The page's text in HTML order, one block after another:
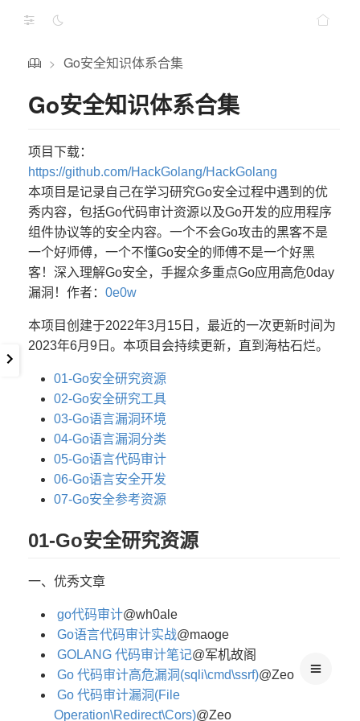
> Go安全知识体系合集
Go安全知识体系合集
项目下载：
https://github.com/HackGolang/HackGolang
本项目是记录自己在学习研究Go安全过程中遇到的优
秀内容，包括Go代码审计资源以及Go开发的应用程序
组件协议等的安全内容。一个不会Go攻击的黑客不是
一个好师傅，一个不懂Go安全的师傅不是一个好黑
客！深入理解Go安全，手握众多重点Go应用高危0day
漏洞！作者： 0e0w
本项目创建于2022年3月15日，最近的一次更新时间为
2023年6月9日。本项目会持续更新，直到海枯石烂。
01-Go安全研究资源
02-Go安全研究工具
03-Go语言漏洞环境
04-Go语言漏洞分类
05-Go语言代码审计
06-Go语言安全开发
07-Go安全参考资源
01-Go安全研究资源
一、优秀文章
go代码审计@wh0ale
Go语言代码审计实战@maoge
GOLANG 代码审计笔记@军机故阁
Go 代码审计高危漏洞(sqli\cmd\ssrf)@Zeo
Go 代码审计漏洞(File
Operation\Redirect\Cors)@Zeo